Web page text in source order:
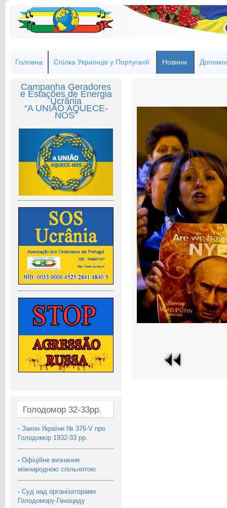
Головна Спілка Українців у Португалії Новини
Campanha Geradores
e Estações de Energia
Ucrânia
“A UNIÃO AQUECE-
NOS”
Голодомор 32-33рр.
- Закон України № 376-V про
Голодомор 1932-33 рр.
- Офіційне визнання
міжнародною спільнотою
- Суд над організаторами
Голодомору-Геноциду